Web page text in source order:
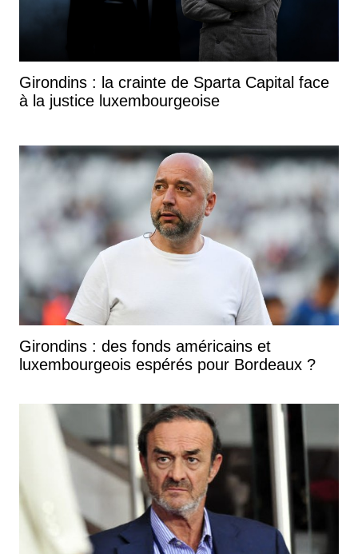
Girondins : la crainte de Sparta Capital face
à la justice luxembourgeoise
Girondins : des fonds américains et
luxembourgeois espérés pour Bordeaux ?